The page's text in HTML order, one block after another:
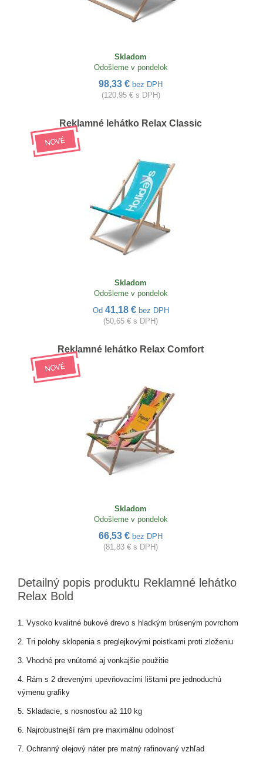
Skladom
Odošleme v pondelok
98,33 € bez DPH
(120,95 € s DPH)
Reklamné lehátko Relax Classic
Skladom
Odošleme v pondelok
Od 41,18 € bez DPH
(50,65 € s DPH)
Reklamné lehátko Relax Comfort
Skladom
Odošleme v pondelok
66,53 € bez DPH
(81,83 € s DPH)
Detailný popis produktu Reklamné lehátko
Relax Bold
1. Vysoko kvalitné bukové drevo s hladkým brúseným povrchom
2. Tri polohy sklopenia s preglejkovými poistkami proti zloženiu
3. Vhodné pre vnútorné aj vonkajšie použitie
4. Rám s 2 drevenými upevňovacími lištami pre jednoduchú
výmenu grafiky
5. Skladacie, s nosnosťou až 110 kg
6. Najrobustnejší rám pre maximálnu odolnosť
7. Ochranný olejový náter pre matný rafinovaný vzhľad